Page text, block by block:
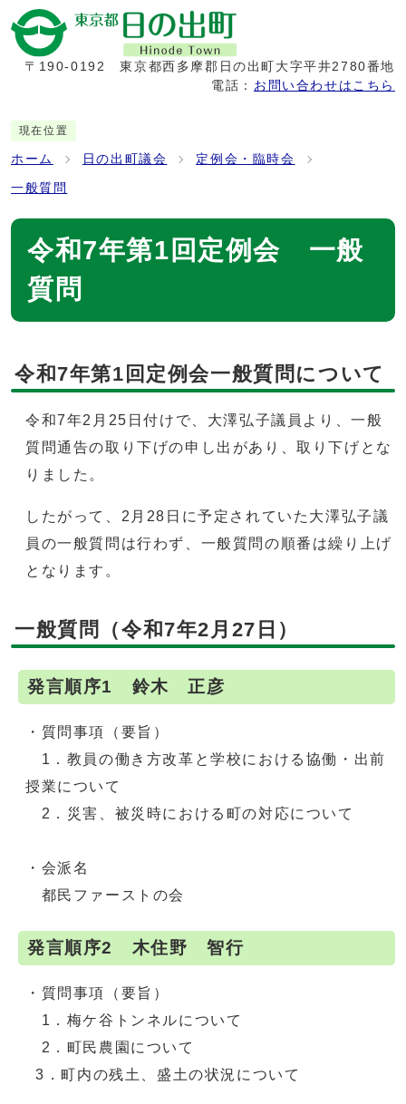
〒190-0192
東京都西多摩郡日の出町大字平井2780番地
電話： お問い合わせはこちら
現在位置
ホーム 日の出町議会 定例会・臨時会
一般質問
令和7年第1回定例会 一般
質問
令和7年第1回定例会一般質問について
令和7年2月25日付けで、大澤弘子議員より、一般
質問通告の取り下げの申し出があり、取り下げとな
りました。
したがって、2月28日に予定されていた大澤弘子議
員の一般質問は行わず、一般質問の順番は繰り上げ
となります。
一般質問（令和7年2月27日）
発言順序1 鈴木 正彦
・質問事項（要旨）
1．教員の働き方改革と学校における協働・出前
授業について
2．災害、被災時における町の対応について
・会派名
都民ファーストの会
発言順序2 木住野 智行
・質問事項（要旨）
1．梅ケ谷トンネルについて
2．町民農園について
3．町内の残土、盛土の状況について